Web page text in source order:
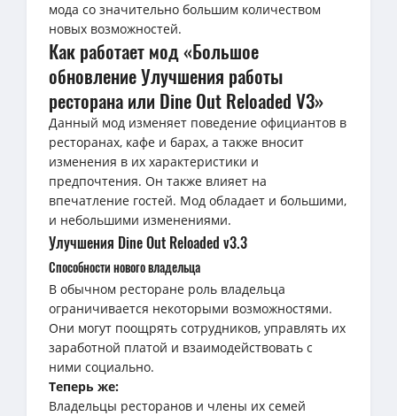
мода со значительно большим количеством
новых возможностей.
Как работает мод «Большое
обновление Улучшения работы
ресторана или Dine Out Reloaded V3»
Данный мод изменяет поведение официантов в
ресторанах, кафе и барах, а также вносит
изменения в их характеристики и
предпочтения. Он также влияет на
впечатление гостей. Мод обладает и большими,
и небольшими изменениями.
Улучшения Dine Out Reloaded v3.3
Способности нового владельца
В обычном ресторане роль владельца
ограничивается некоторыми возможностями.
Они могут поощрять сотрудников, управлять их
заработной платой и взаимодействовать с
ними социально.
Теперь же:
Владельцы ресторанов и члены их семей